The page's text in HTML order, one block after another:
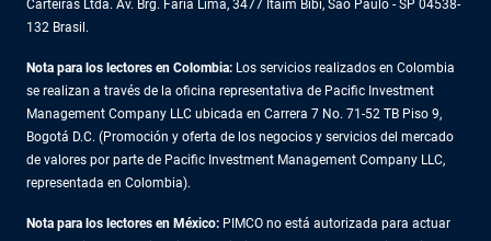
Carteiras Ltda. Av. Brg. Faria Lima, 3477 Itaim Bibi, São Paulo - SP 04538-
132 Brasil.
Nota para los lectores en Colombia: Los servicios realizados en Colombia
se realizan a través de la oficina representativa de Pacific Investment
Management Company LLC ubicada en Carrera 7 No. 71-52 TB Piso 9,
Bogotá D.C. (Promoción y oferta de los negocios y servicios del mercado
de valores por parte de Pacific Investment Management Company LLC,
representada en Colombia).
Nota para los lectores en México: PIMCO no está autorizada para actuar